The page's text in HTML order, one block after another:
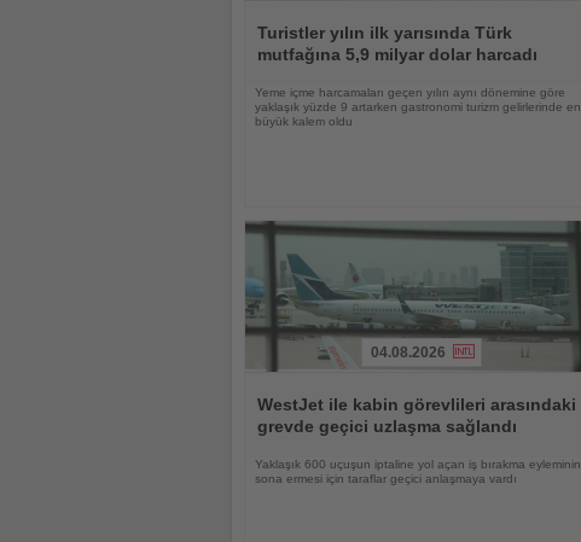
Oku
Turistler yılın ilk yarısında Türk
mutfağına 5,9 milyar dolar harcadı
Yeme içme harcamaları geçen yılın aynı dönemine göre
yaklaşık yüzde 9 artarken gastronomi turizm gelirlerinde en
büyük kalem oldu
Oku
04.08.2026
WestJet ile kabin görevlileri arasındaki
grevde geçici uzlaşma sağlandı
Yaklaşık 600 uçuşun iptaline yol açan iş bırakma eyleminin
sona ermesi için taraflar geçici anlaşmaya vardı